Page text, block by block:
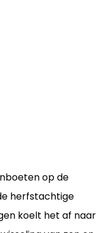
op de
herfstachtige
koelt het af naar